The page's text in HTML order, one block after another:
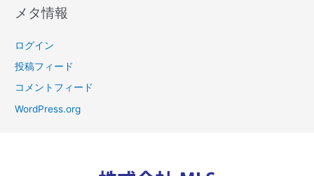
メタ情報
ログイン
投稿フィード
コメントフィード
WordPress.org